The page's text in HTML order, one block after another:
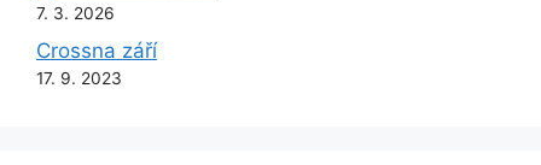
7. 3. 2026
Crossna září
17. 9. 2023